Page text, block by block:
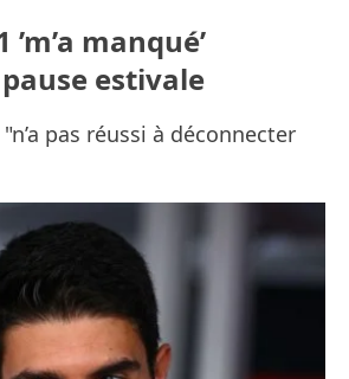
’m’a manqué’
estivale
pas réussi à déconnecter